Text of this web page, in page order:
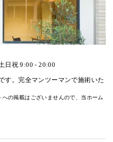
日祝 9:00 - 20:00
す。完全マンツーマンで施術いた
の掲載はございませんので、当ホーム